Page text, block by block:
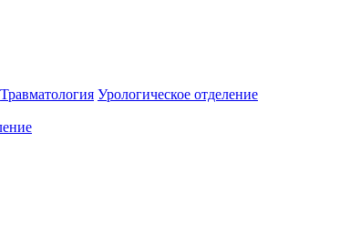
Травматология Урологическое отделение